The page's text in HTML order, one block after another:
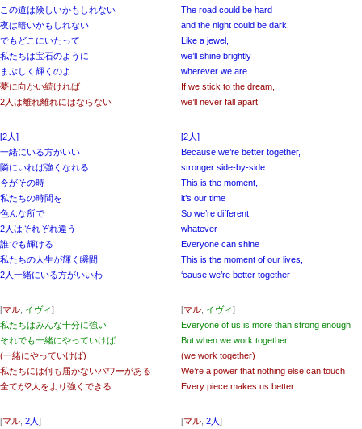
この道は険しいかもしれない
夜は暗いかもしれない
でもどこにいたって
私たちは宝石のように
まぶしく輝くのよ
夢に向かい続ければ
2人は離れ離れにはならない
[2人]
一緒にいる方がいい
隣にいれば強くなれる
今がその時
私たちの時間を
色んな所で
2人はそれぞれ違う
誰でも輝ける
私たちの人生が輝く瞬間
2人一緒にいる方がいいわ
[マル イヴィ]
私たちはみんな十分に強い
それでも一緒にやっていけば
(一緒にやっていけば)
私たちには何も届かないパワーがある
全てが2人をより強くできる
[マル 2人 ]
The road could be hard
and the night could be dark
Like a jewel,
we’ll shine brightly
wherever we are
If we stick to the dream,
we’ll never fall apart
[2人]
Because we’re better together,
stronger side-by-side
This is the moment,
it’s our time
So we’re different,
whatever
Everyone can shine
This is the moment of our lives,
‘cause we’re better together
[マル イヴィ]
Everyone of us is more than strong enough
But when we work together
(we work together)
We’re a power that nothing else can touch
Every piece makes us better
[マル 2人 ]